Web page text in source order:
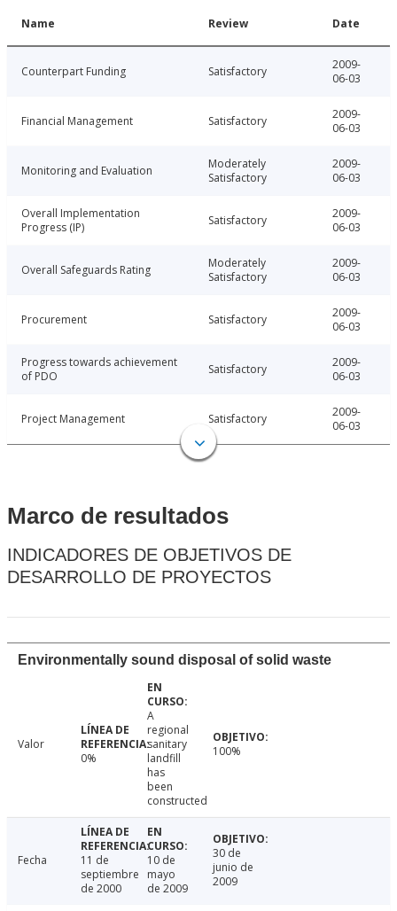
Name Review Date
Counterpart Funding Satisfactory
2009-
06-03
Financial Management Satisfactory
2009-
06-03
Monitoring and Evaluation
Moderately
Satisfactory
2009-
06-03
Overall Implementation
Progress (IP)
Satisfactory
2009-
06-03
Overall Safeguards Rating
Moderately
Satisfactory
2009-
06-03
Procurement Satisfactory
2009-
06-03
Progress towards achievement
of PDO
Satisfactory
2009-
06-03
Project Management Satisfactory
2009-
06-03
Marco de resultados
INDICADORES DE OBJETIVOS DE
DESARROLLO DE PROYECTOS
Environmentally sound disposal of solid waste
Valor
0%
A
regional
sanitary
landfill
has
been
constructed
100%
Fecha
11 de
septiembre
de 2000
10 de
mayo
de 2009
30 de
junio de
2009